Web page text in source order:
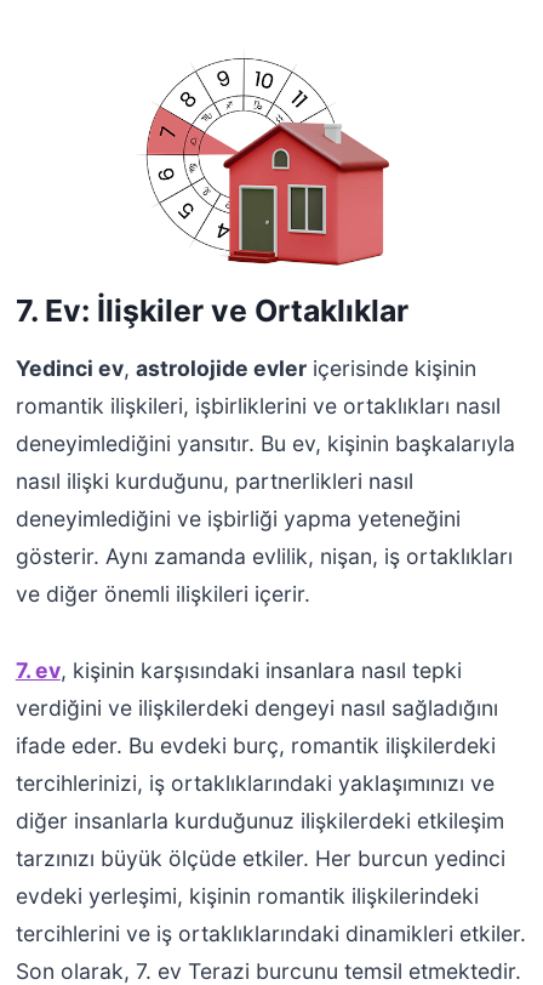
7. Ev: İlişkiler ve Ortaklıklar
Yedinci ev, astrolojide evleriçerisinde kişinin
romantik ilişkileri, işbirliklerini ve ortaklıkları nasıl
deneyimlediğini yansıtır. Bu ev, kişinin başkalarıyla
nasıl ilişki kurduğunu, partnerlikleri nasıl
deneyimlediğini ve işbirliği yapma yeteneğini
gösterir. Aynı zamanda evlilik, nişan, iş ortaklıkları
ve diğer önemli ilişkileri içerir.
7. ev, kişinin karşısındaki insanlara nasıl tepki
verdiğini ve ilişkilerdeki dengeyi nasıl sağladığını
ifade eder. Bu evdeki burç, romantik ilişkilerdeki
tercihlerinizi, iş ortaklıklarındaki yaklaşımınızı ve
diğer insanlarla kurduğunuz ilişkilerdeki etkileşim
tarzınızı büyük ölçüde etkiler. Her burcun yedinci
evdeki yerleşimi, kişinin romantik ilişkilerindeki
tercihlerini ve iş ortaklıklarındaki dinamikleri etkiler.
Son olarak, 7. ev Terazi burcunu temsil etmektedir.